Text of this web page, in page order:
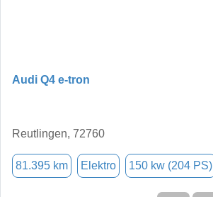
Audi Q4 e-tron
Reutlingen, 72760
81.395 km Elektro 150 kw (204 PS)